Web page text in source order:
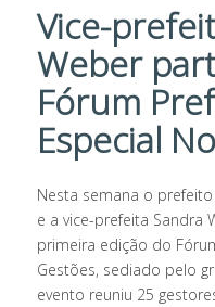
Vice-
Weber
Fórum
Especial
Nesta semana o
e a vice-prefeita Sandra
primeira edição do
Gestões, sediado pelo
evento reuniu 25